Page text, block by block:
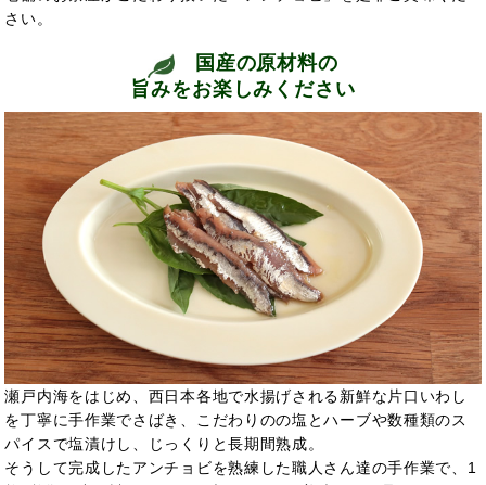
さい。
国産の原材料の
旨みをお楽しみください
瀬戸内海をはじめ、西日本各地で水揚げされる新鮮な片口いわし
を丁寧に手作業でさばき、こだわりのの塩とハーブや数種類のス
パイスで塩漬けし、じっくりと長期間熟成。
そうして完成したアンチョビを熟練した職人さん達の手作業で、1